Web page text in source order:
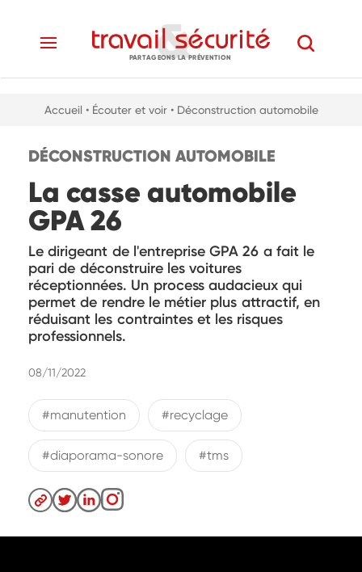
PARTAGEONS LA PRÉVENTION
Accueil • Écouter et voir • Déconstruction automobile
DÉCONSTRUCTION AUTOMOBILE
La casse automobile
GPA 26
Le dirigeant de l'entreprise GPA 26 a fait le
pari de déconstruire les voitures
réceptionnées. Un process audacieux qui
permet de rendre le métier plus attractif, en
réduisant les contraintes et les risques
professionnels.
08/11/2022
#manutention #recyclage
#diaporama-sonore #tms